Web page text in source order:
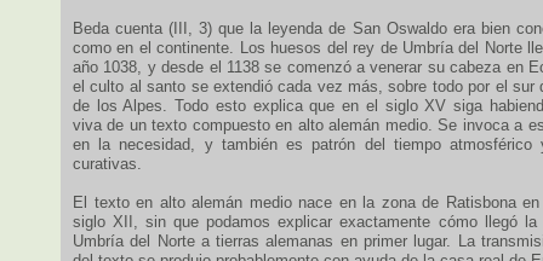
Beda cuenta (III, 3) que la leyenda de San Oswaldo era bien
como en el continente. Los huesos del rey de Umbría del Norte
año 1038, y desde el 1138 se comenzó a venerar su cabeza en
el culto al santo se extendió cada vez más, sobre todo por el sur
de los Alpes. Todo esto explica que en el siglo XV siga
viva de un texto compuesto en alto alemán medio. Se invoca a
en la necesidad, y también es patrón del tiempo atmosférico
curativas.
El texto en alto alemán medio nace en la zona de Ratisbona
siglo XII, sin que podamos explicar exactamente cómo llegó
Umbría del Norte a tierras alemanas en primer lugar. La